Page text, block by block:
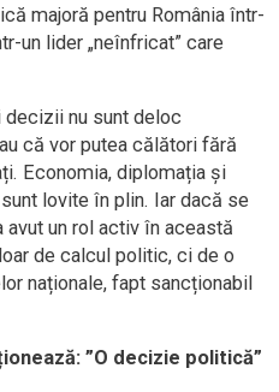
majoră pentru România într-
un lider „neînfricat” care
nu sunt deloc
că vor putea călători fără
Economia, diplomația și
lovite în plin. Iar dacă se
un rol activ în această
de calcul politic, ci de o
naționale, fapt sancționabil
”O decizie politică”